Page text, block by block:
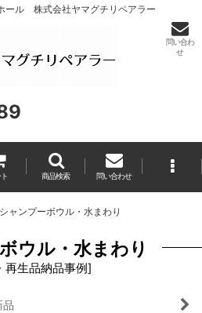
ール 株式会社ヤマグチリペアラー
問い合わ
せ
商品検索 問い合わせ
シャンプーボウル・水まわり
ウル・水まわり
再生品納品事例]
品